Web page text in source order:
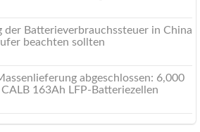
der Batterieverbrauchssteuer in China
beachten sollten
abgeschlossen: 6,000
163Ah LFP-Batteriezellen